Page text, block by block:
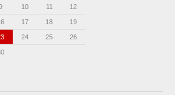
10 11 12
17 18 19
24 25 26